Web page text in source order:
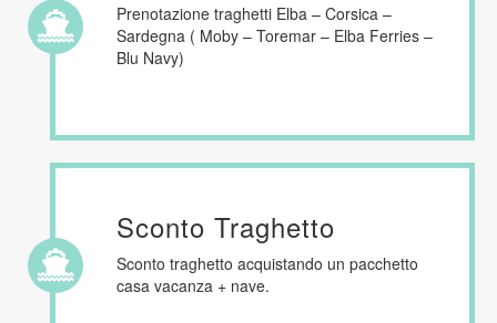
Prenotazione traghetti Elba – Corsica –
Sardegna ( Moby – Toremar – Elba Ferries –
Blu Navy)
Sconto Traghetto
Sconto traghetto acquistando un pacchetto
casa vacanza + nave.